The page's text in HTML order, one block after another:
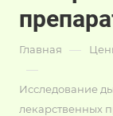
Главная —
—
Исследование
лекарственных